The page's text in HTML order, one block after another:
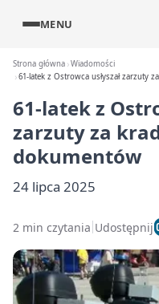
MENU
Strona główna Wiadomości
61-latek z Ostrowca usłyszał zarzuty
61-latek z
zarzuty za
dokumentów
24 lipca 2025
2 min czytania Udostępnij